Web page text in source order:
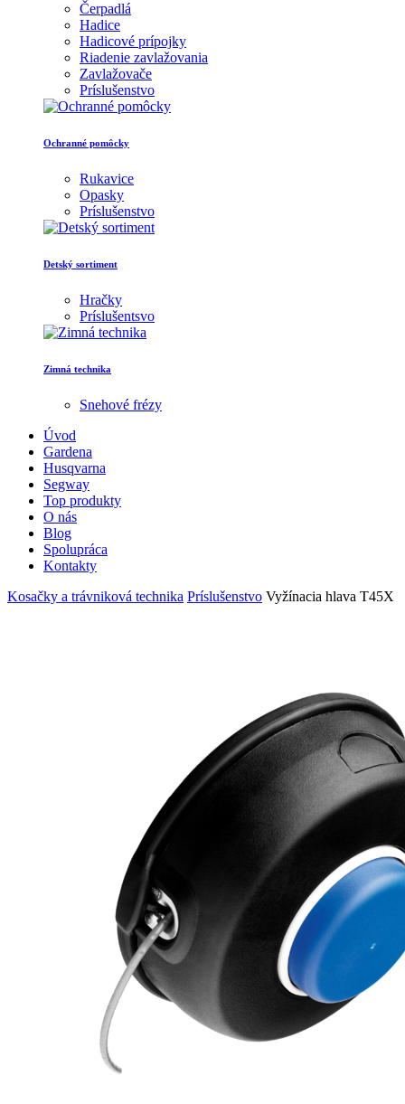
Čerpadlá
Hadice
Hadicové prípojky
Riadenie zavlažovania
Zavlažovače
Príslušenstvo
Ochranné pomôcky
Rukavice
Opasky
Príslušenstvo
Detský sortiment
Hračky
Príslušentsvo
Zimná technika
Snehové frézy
Úvod
Gardena
Husqvarna
Segway
Top produkty
O nás
Blog
Spolupráca
Kontakty
Kosačky a trávniková technika Príslušenstvo Vyžínacia hlava T45X